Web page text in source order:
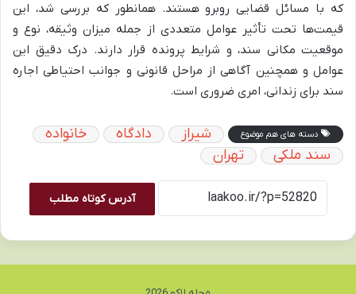
که با مسائل قضایی روبرو هستند. همانطور که بررسی شد، این
قیمت‌ها تحت تأثیر عوامل متعددی از جمله میزان وثیقه، نوع و
موقعیت مکانی سند، و شرایط پرونده قرار دارند. درک دقیق این
عوامل و همچنین آگاهی از مراحل قانونی و جوانب احتیاطی اجاره
سند برای زندانی، امری ضروری است.
دسته های هم موضوع شیراز دادگاه
خانواده
سند ملکی
تهران
آدرس کوتاه مطلب